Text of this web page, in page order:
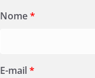
Nome*
E-mail*